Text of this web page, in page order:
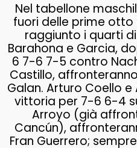
Nel tabellone
fuori delle prime
raggiunto i quarti di
Barahona e Garcia,
6 7-6 7-5 contro
Castillo,
Galan. Arturo Coello
vittoria per 7-6 6-4
Arroyo (già
Cancún),
Fran Guerrero;